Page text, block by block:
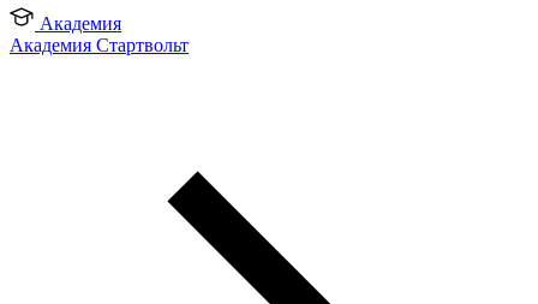
Академия
Академия Стартвольт